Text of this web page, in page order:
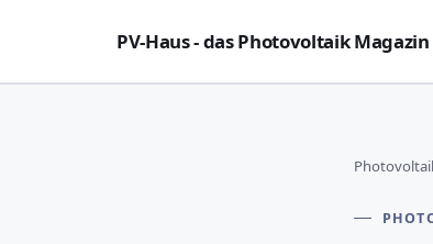
PV-Haus - das Photovoltaik Magazin